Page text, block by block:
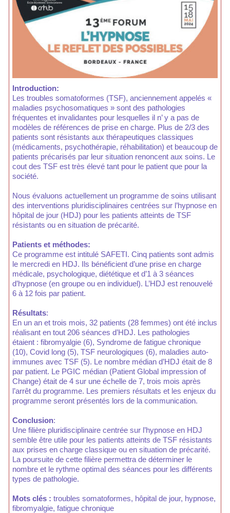
Introduction:
Les troubles somatoformes (TSF), anciennement appelés «
maladies psychosomatiques » sont des pathologies
fréquentes et invalidantes pour lesquelles il n’ y a pas de
modèles de références de prise en charge. Plus de 2/3 des
patients sont résistants aux thérapeutiques classiques
(médicaments, psychothérapie, réhabilitation) et beaucoup de
patients précarisés par leur situation renoncent aux soins. Le
cout des TSF est très élevé tant pour le patient que pour la
société.
Nous évaluons actuellement un programme de soins utilisant
des interventions pluridisciplinaires centrées sur l’hypnose en
hôpital de jour (HDJ) pour les patients atteints de TSF
résistants ou en situation de précarité.
Patients et méthodes:
Ce programme est intitulé SAFETI. Cinq patients sont admis
le mercredi en HDJ. Ils bénéficient d’une prise en charge
médicale, psychologique, diététique et d’1 à 3 séances
d’hypnose (en groupe ou en individuel). L’HDJ est renouvelé
6 à 12 fois par patient.
Résultats:
En un an et trois mois, 32 patients (28 femmes) ont été inclus
réalisant en tout 206 séances d’HDJ. Les pathologies
étaient : fibromyalgie (6), Syndrome de fatigue chronique
(10), Covid long (5), TSF neurologiques (6), maladies auto-
immunes avec TSF (5). Le nombre médian d’HDJ était de 8
par patient. Le PGIC médian (Patient Global impression of
Change) était de 4 sur une échelle de 7, trois mois après
l’arrêt du programme. Les premiers résultats et les enjeux du
programme seront présentés lors de la communication.
Conclusion:
Une filière pluridisciplinaire centrée sur l’hypnose en HDJ
semble être utile pour les patients atteints de TSF résistants
aux prises en charge classique ou en situation de précarité.
La poursuite de cette filière permettra de déterminer le
nombre et le rythme optimal des séances pour les différents
types de pathologie.
Mots clés : troubles somatoformes, hôpital de jour, hypnose,
fibromyalgie, fatigue chronique